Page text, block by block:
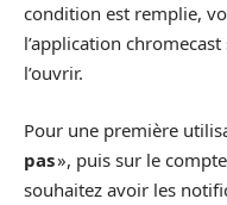
condition est remplie,
l’application
l’ouvrir.
Pour une première
pas», puis sur le
souhaitez avoir les